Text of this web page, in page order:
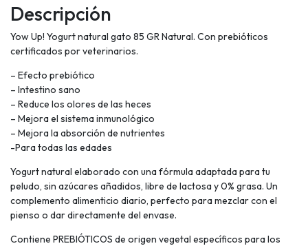
Descripción
Yow Up! Yogurt natural gato 85 GR Natural. Con prebióticos
certificados por veterinarios.
– Efecto prebiótico
– Intestino sano
– Reduce los olores de las heces
– Mejora el sistema inmunológico
– Mejora la absorción de nutrientes
-Para todas las edades
Yogurt natural elaborado con una fórmula adaptada para tu
peludo, sin azúcares añadidos, libre de lactosa y 0% grasa. Un
complemento alimenticio diario, perfecto para mezclar con el
pienso o dar directamente del envase.
Contiene PREBIÓTICOS de origen vegetal específicos para los